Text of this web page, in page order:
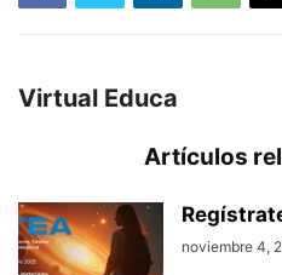
Virtual Educa
Artículos
noviembre 4,